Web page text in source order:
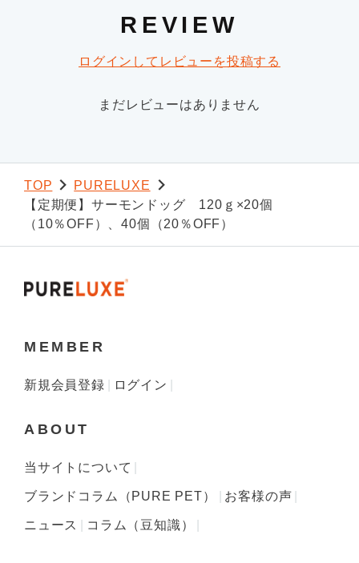
REVIEW
ログインしてレビューを投稿する
まだレビューはありません
TOP
PURELUXE
【定期便】サーモンドッグ 120ｇ×20個
（10％OFF）、40個（20％OFF）
MEMBER
新規会員登録 ログイン
ABOUT
当サイトについて
ブランドコラム（PURE PET） お客様の声
ニュース コラム（豆知識）